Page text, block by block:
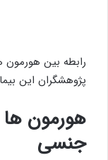
رابطه بین هورمون
پژوهشگران این
هورمون
جنسی